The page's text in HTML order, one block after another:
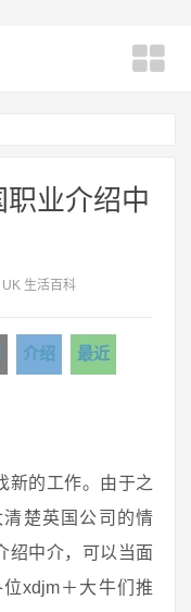
业介绍中
生活百科
介绍 最近
新的工作。由于之
楚英国公司的情
绍中介，可以当面
xdjm＋大牛们推